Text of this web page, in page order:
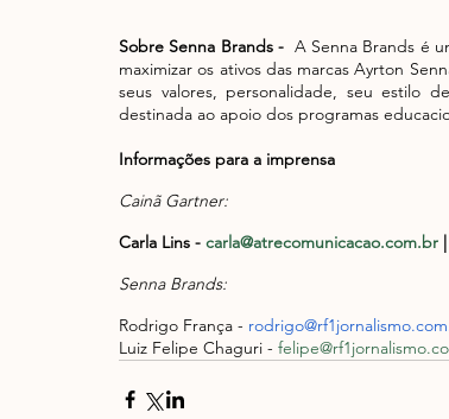
Sobre Senna Brands - A Senna Brands é
maximizar os ativos das marcas Ayrton
seus valores, personalidade, seu estilo
destinada ao apoio dos programas
Informações para a imprensa
Cainã Gartner:
Carla Lins - carla@atrecomunicacao.com.br
Senna Brands:
Rodrigo França -
Luiz Felipe Chaguri -